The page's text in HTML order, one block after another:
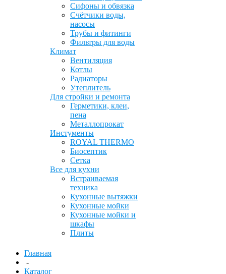
Сифоны и обвязка
Счётчики воды,
насосы
Трубы и фитинги
Фильтры для воды
Климат
Вентиляция
Котлы
Радиаторы
Утеплитель
Для стройки и ремонта
Герметики, клеи,
пена
Металлопрокат
Инстументы
ROYAL THERMO
Биосептик
Сетка
Все для кухни
Встраиваемая
техника
Кухонные вытяжки
Кухонные мойки
Кухонные мойки и
шкафы
Плиты
Главная
-
Каталог